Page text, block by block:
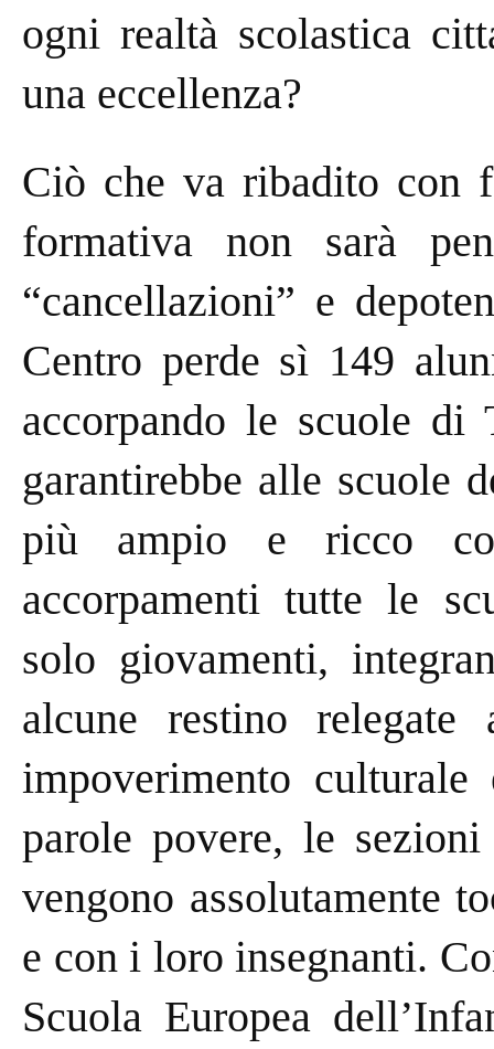
ogni realtà scolastica
una eccellenza?
Ciò che va ribadito con
formativa non sarà
“cancellazioni” e
Centro perde sì 149
accorpando le scuole di
garantirebbe alle scuole
più ampio e ricco
accorpamenti tutte le
solo giovamenti,
alcune restino
impoverimento
parole povere, le
vengono assolutamente
e con i loro insegnanti.
Scuola Europea